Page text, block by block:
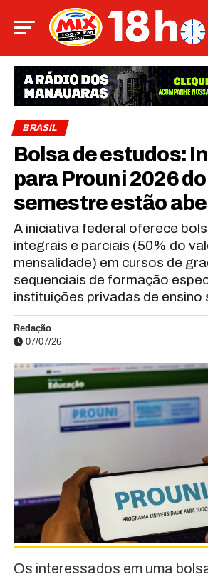
BRASIL
Bolsa de estudos:
para Prouni 2026 do
semestre estão
A iniciativa federal oferece
integrais e parciais (50% do
mensalidade) em cursos de
sequenciais de formação
instituições privadas de ensino
Redação
07/07/26
Os interessados em uma